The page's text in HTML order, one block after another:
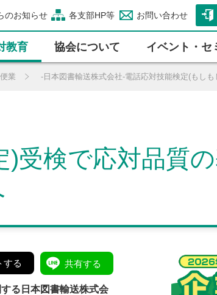
のお知らせ 各支部HP等 お問い合わせ
教育 協会について イベント・セ
業 -日本図書輸送株式会社-電話応対技能検定(もし
受検で応対品質
する 共有する
る日本図書輸送株式会